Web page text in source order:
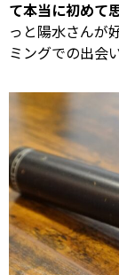
て本当に初めて
っと陽水さんが
ミングでの出会